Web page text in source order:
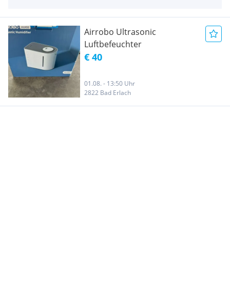
Airrobo Ultrasonic
Luftbefeuchter
€ 40
01.08. - 13:50 Uhr
2822 Bad Erlach